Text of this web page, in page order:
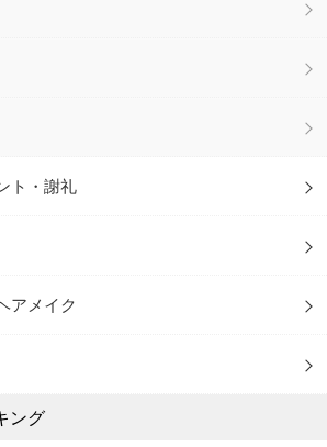
ト・謝礼
アメイク
ング